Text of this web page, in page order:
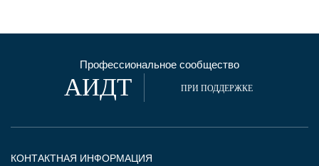
Профессиональное сообщество
АИДТ ПРИ ПОДДЕРЖКЕ
КОНТАКТНАЯ ИНФОРМАЦИЯ